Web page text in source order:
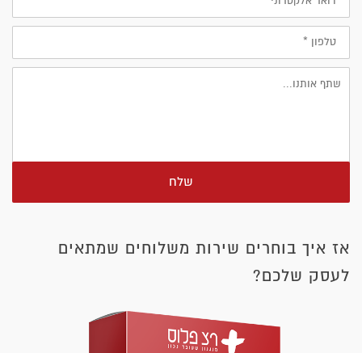
טלפון
שלח
אז איך בוחרים שירות משלוחים שמתאים
לעסק שלכם?